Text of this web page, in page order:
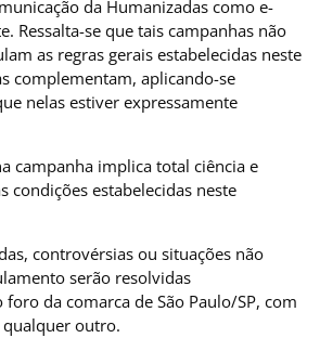
da Humanizadas como e-
Ressalta-se que tais campanhas não
as regras gerais estabelecidas neste
complementam, aplicando-se
nelas estiver expressamente
campanha implica total ciência e
condições estabelecidas neste
controvérsias ou situações não
serão resolvidas
da comarca de São Paulo/SP, com
qualquer outro.